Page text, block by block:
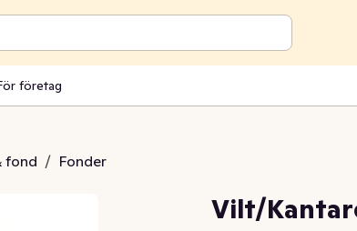
företag
fond / Fonder
Vilt/